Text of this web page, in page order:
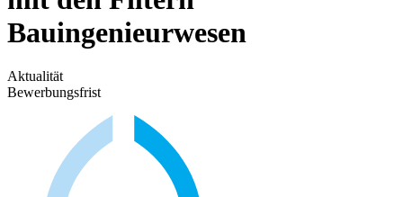
Bauingenieurwesen
Aktualität
Bewerbungsfrist